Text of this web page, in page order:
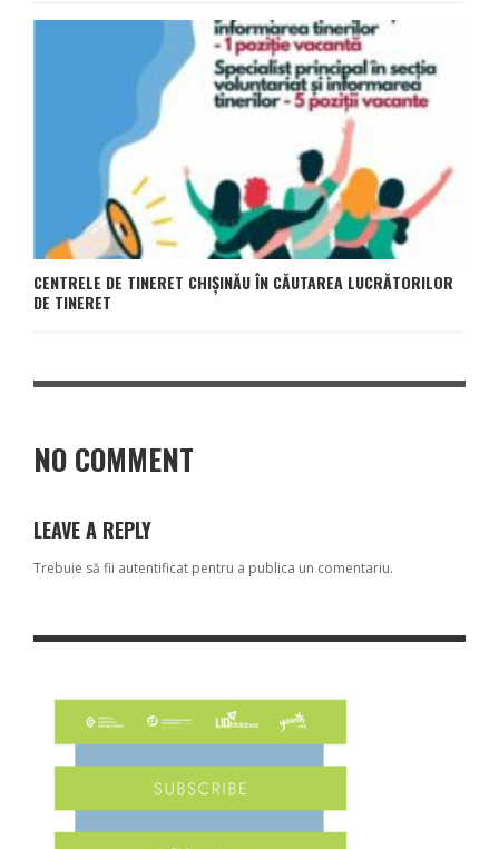
CENTRELE DE TINERET CHIȘINĂU ÎN CĂUTAREA LUCRĂTORILOR
DE TINERET
NO COMMENT
LEAVE A REPLY
Trebuie să fii autentificat pentru a publica un comentariu.